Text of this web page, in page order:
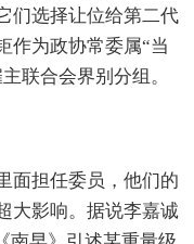
们选择让位给第二代
作为政协常委属“当
联合会界别分组。
面担任委员，他们的
大影响。据说李嘉诚